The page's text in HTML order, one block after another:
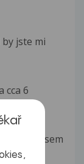
jste mi
cca 6
roku jsem